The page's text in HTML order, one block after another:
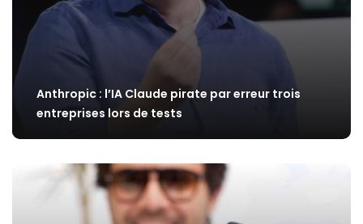
Anthropic : l’IA Claude pirate par erreur trois
entreprises lors de tests